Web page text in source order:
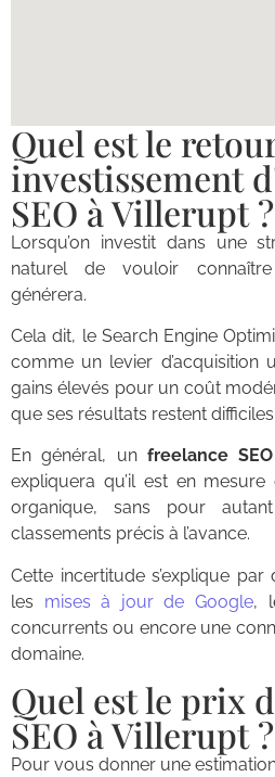
Quel est le
investissement
SEO à Villerupt ?
Lorsqu’on investit dans une
naturel de vouloir
générera.
Cela dit, le Search Engine
comme un levier d’acquisition
gains élevés pour un coût
que ses résultats restent difficiles
En général, un freelance
expliquera qu’il est en mesure
organique, sans pour
classements précis à l’avance.
Cette incertitude s’explique
les mises à jour de Google,
concurrents ou encore une
domaine.
Quel est le prix
SEO à Villerupt ?
Pour vous donner une